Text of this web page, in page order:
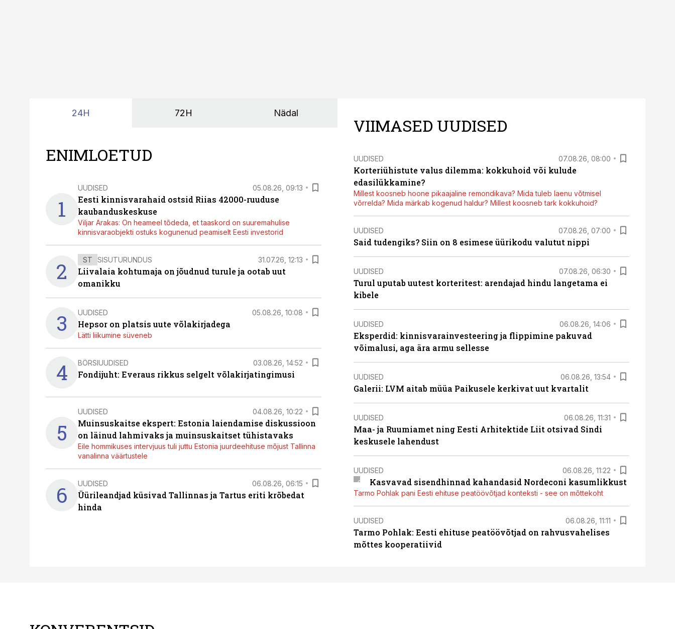
24H 72H Nädal
ENIMLOETUD
1
UUDISED 05.08.26, 09:13
Eesti kinnisvarahaid ostsid Riias 42000-ruuduse
kaubanduskeskuse
Viljar Arakas: On heameel tõdeda, et taaskord on suuremahulise
kinnisvaraobjekti ostuks kogunenud peamiselt Eesti investorid
2 ST SISUTURUNDUS 31.07.26, 12:13
Liivalaia kohtumaja on jõudnud turule ja ootab uut
omanikku
3 UUDISED 05.08.26, 10:08
Hepsor on platsis uute võlakirjadega
Lätti liikumine süveneb
4 BÖRSIUUDISED 03.08.26, 14:52
Fondijuht: Everaus rikkus selgelt võlakirjatingimusi
5
UUDISED 04.08.26, 10:22
Muinsuskaitse ekspert: Estonia laiendamise diskussioon
on läinud lahmivaks ja muinsuskaitset tühistavaks
Eile hommikuses intervjuus tuli juttu Estonia juurdeehituse mõjust Tallinna
vanalinna väärtustele
6 UUDISED 06.08.26, 06:15
Üürileandjad küsivad Tallinnas ja Tartus eriti krõbedat
hinda
VIIMASED UUDISED
UUDISED 07.08.26, 08:00
Korteriühistute valus dilemma: kokkuhoid või kulude
edasilükkamine?
Millest koosneb hoone pikaajaline remondikava? Mida tuleb laenu võtmisel
võrrelda? Mida märkab kogenud haldur? Millest koosneb tark kokkuhoid?
UUDISED 07.08.26, 07:00
Said tudengiks? Siin on 8 esimese üürikodu valutut nippi
UUDISED 07.08.26, 06:30
Turul uputab uutest korteritest: arendajad hindu langetama ei
kibele
UUDISED 06.08.26, 14:06
Eksperdid: kinnisvarainvesteering ja flippimine pakuvad
võimalusi, aga ära armu sellesse
UUDISED 06.08.26, 13:54
Galerii: LVM aitab müüa Paikusele kerkivat uut kvartalit
UUDISED 06.08.26, 11:31
Maa- ja Ruumiamet ning Eesti Arhitektide Liit otsivad Sindi
keskusele lahendust
UUDISED 06.08.26, 11:22
Kasvavad sisendhinnad kahandasid Nordeconi kasumlikkust
Tarmo Pohlak pani Eesti ehituse peatöövõtjad konteksti - see on mõttekoht
UUDISED 06.08.26, 11:11
Tarmo Pohlak: Eesti ehituse peatöövõtjad on rahvusvahelises
mõttes kooperatiivid